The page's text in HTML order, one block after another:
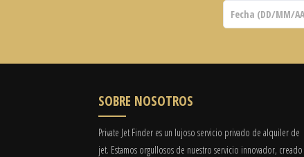
SOBRE NOSOTROS
Private Jet Finder es un lujoso servicio privado de alquiler de
jet. Estamos orgullosos de nuestro servicio innovador, creado